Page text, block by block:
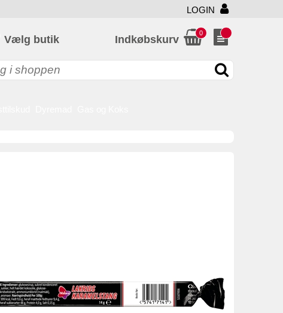
LOGIN
Vælg butik Indkøbskurv
0